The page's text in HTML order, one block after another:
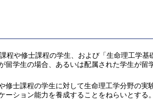
程や修士課程の学生、および「生命理工学基
学生の場合、あるいは配属された学生が留
士課程の学生に対して生命理工学分野の
ション能力を養成することをねらいとする。